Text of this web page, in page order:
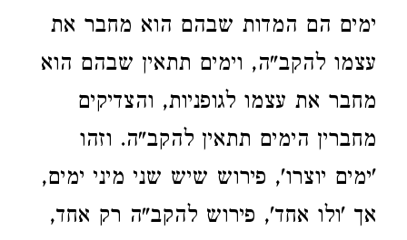
ימים הם המדות שבהם הוא מחבר את
עצמו להקב"ה, וימים תתאין שבהם הוא
מחבר את עצמו לגופניות, והצדיקים
מחברין הימים תתאין להקב"ה. וזהו
'ימים יוצרו', פירוש שיש שני מיני ימים,
אך 'ולו אחד', פירוש להקב"ה רק אחד,